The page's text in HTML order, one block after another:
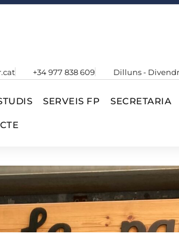
+34 977 838 609 Dilluns -
SERVEIS FP SECRETARIA